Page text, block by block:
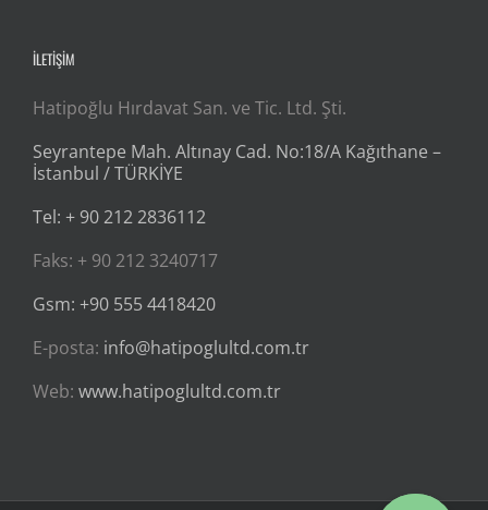
İLETİŞİM
Hatipoğlu Hırdavat San. ve Tic. Ltd. Şti.
Seyrantepe Mah. Altınay Cad. No:18/A Kağıthane –
İstanbul / TÜRKİYE
Tel: + 90 212 2836112
Faks: + 90 212 3240717
Gsm: +90 555 4418420
E-posta: info@hatipoglultd.com.tr
Web: www.hatipoglultd.com.tr